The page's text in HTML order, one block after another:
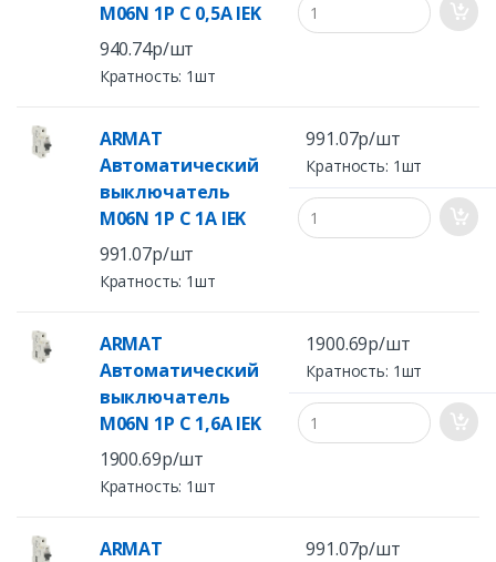
M06N 1P C 0,5А IEK
940.74р/шт
Кратность: 1шт
ARMAT
Автоматический
выключатель
M06N 1P C 1А IEK
991.07р/шт
Кратность: 1шт
991.07р/шт
Кратность: 1шт
ARMAT
Автоматический
выключатель
M06N 1P C 1,6А IEK
1900.69р/шт
Кратность: 1шт
1900.69р/шт
Кратность: 1шт
ARMAT
991.07р/шт